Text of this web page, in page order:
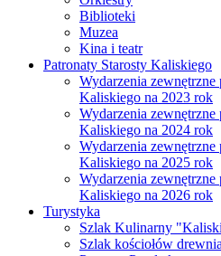
Biblioteki
Muzea
Kina i teatr
Patronaty Starosty Kaliskiego
Wydarzenia zewnętrzne
Kaliskiego na 2023 rok
Wydarzenia zewnętrzne
Kaliskiego na 2024 rok
Wydarzenia zewnętrzne
Kaliskiego na 2025 rok
Wydarzenia zewnętrzne
Kaliskiego na 2026 rok
Turystyka
Szlak Kulinarny
Szlak kościołów